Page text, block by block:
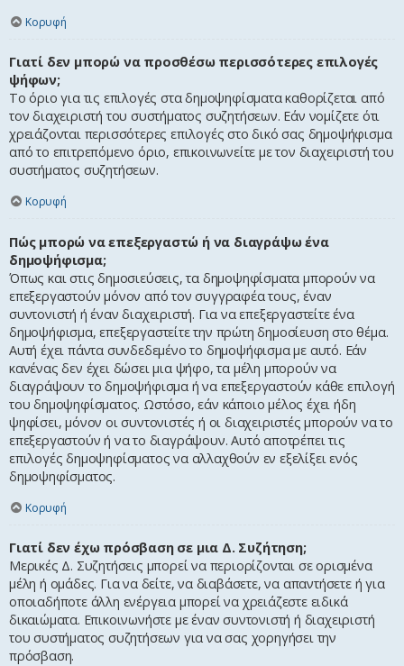
Κορυφή
Γιατί δεν μπορώ να προσθέσω περισσότερες επιλογές
ψήφων;
Το όριο για τις επιλογές στα δημοψηφίσματα καθορίζεται από
τον διαχειριστή του συστήματος συζητήσεων. Εάν νομίζετε ότι
χρειάζονται περισσότερες επιλογές στο δικό σας δημοψήφισμα
από το επιτρεπόμενο όριο, επικοινωνείτε με τον διαχειριστή του
συστήματος συζητήσεων.
Κορυφή
Πώς μπορώ να επεξεργαστώ ή να διαγράψω ένα
δημοψήφισμα;
Όπως και στις δημοσιεύσεις, τα δημοψηφίσματα μπορούν να
επεξεργαστούν μόνον από τον συγγραφέα τους, έναν
συντονιστή ή έναν διαχειριστή. Για να επεξεργαστείτε ένα
δημοψήφισμα, επεξεργαστείτε την πρώτη δημοσίευση στο θέμα.
Αυτή έχει πάντα συνδεδεμένο το δημοψήφισμα με αυτό. Εάν
κανένας δεν έχει δώσει μια ψήφο, τα μέλη μπορούν να
διαγράψουν το δημοψήφισμα ή να επεξεργαστούν κάθε επιλογή
του δημοψηφίσματος. Ωστόσο, εάν κάποιο μέλος έχει ήδη
ψηφίσει, μόνον οι συντονιστές ή οι διαχειριστές μπορούν να το
επεξεργαστούν ή να το διαγράψουν. Αυτό αποτρέπει τις
επιλογές δημοψηφίσματος να αλλαχθούν εν εξελίξει ενός
δημοψηφίσματος.
Κορυφή
Γιατί δεν έχω πρόσβαση σε μια Δ. Συζήτηση;
Μερικές Δ. Συζητήσεις μπορεί να περιορίζονται σε ορισμένα
μέλη ή ομάδες. Για να δείτε, να διαβάσετε, να απαντήσετε ή για
οποιαδήποτε άλλη ενέργεια μπορεί να χρειάζεστε ειδικά
δικαιώματα. Επικοινωνήστε με έναν συντονιστή ή διαχειριστή
του συστήματος συζητήσεων για να σας χορηγήσει την
πρόσβαση.